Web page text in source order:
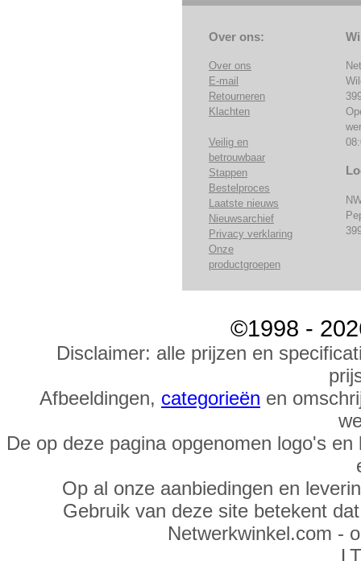
Over ons:
Over ons
E-mail
Retourneren
Klachten
Veilig en
betrouwbaar
Stappen
Bestelproces
Laatste nieuws
Nieuwsarchief
Privacy verklaring
Onze
productgroepen
©1998 -
Disclaimer: alle prijzen en
Afbeeldingen, categorieën en
De op deze pagina opgenomen logo's
Op al onze aanbiedingen en
Gebruik van deze site betekent
Netwerkwinkel.com -